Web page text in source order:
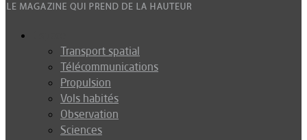
Transport spatial
Télécommunications
Propulsion
Vols habités
Observation
Sciences